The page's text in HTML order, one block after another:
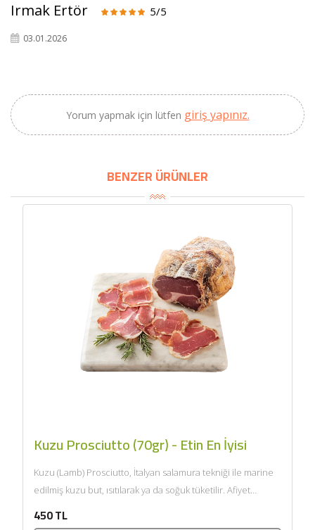
Irmak Ertör 5/5
03.01.2026
Yorum yapmak için lütfen giriş yapınız.
BENZER ÜRÜNLER
Kuzu Prosciutto (70gr) - Etin En İyisi
Kuzu (Lamb) Prosciutto, İtalyan salamura tekniği ile marine
edilmiş kuzu but, ısıtılarak ya da soğuk tüketilir. Afiyet
450 TL
2320,00 TL
2100,00 TL
Sızma Zeytinyağı
(2025 Yeni Hasat,
Güney Ege, 5 Litre) -